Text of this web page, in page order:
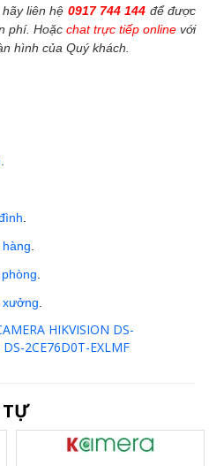
liên hệ 0917 744 144 để được
phí. Hoặc chat trực tiếp onlinevới
hình của Quý khách.
xưởng
HIKVISION DS-
DS-2CE76D0T-EXLMF
TỰ